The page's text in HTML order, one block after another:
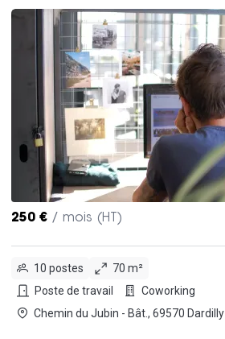
250 € / mois (HT)
10 postes
70 m²
Poste de travail
Coworking
Chemin du Jubin - Bât., 69570 Dardilly